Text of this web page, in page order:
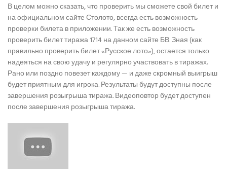
В целом можно сказать, что проверить мы сможете свой билет и
на официальном сайте Столото, всегда есть возможность
проверки билета в приложении. Так же есть возможность
проверить билет тиража 1714 на данном сайте БВ. Зная (как
правильно проверить билет «Русское лото»), остается только
надеяться на свою удачу и регулярно участвовать в тиражах.
Рано или поздно повезет каждому — и даже скромный выигрыш
будет приятным для игрока. Результаты будут доступны после
завершения розыгрыша тиража. Видеоповтор будет доступен
после завершения розыгрыша тиража.